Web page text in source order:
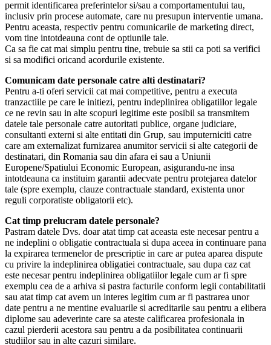
permit identificarea preferintelor si/sau a comportamentului tau,
inclusiv prin procese automate, care nu presupun interventie umana.
Pentru aceasta, respectiv pentru comunicarile de marketing direct,
vom tine intotdeauna cont de optiunile tale.
Ca sa fie cat mai simplu pentru tine, trebuie sa stii ca poti sa verifici
si sa modifici oricand acordurile existente.
Comunicam date personale catre alti destinatari?
Pentru a-ti oferi servicii cat mai competitive, pentru a executa
tranzactiile pe care le initiezi, pentru indeplinirea obligatiilor legale
ce ne revin sau in alte scopuri legitime este posibil sa transmitem
datele tale personale catre autoritati publice, organe judiciare,
consultanti externi si alte entitati din Grup, sau imputerniciti catre
care am externalizat furnizarea anumitor servicii si alte categorii de
destinatari, din Romania sau din afara ei sau a Uniunii
Europene/Spatiului Economic European, asigurandu-ne insa
intotdeauna ca instituim garantii adecvate pentru protejarea datelor
tale (spre exemplu, clauze contractuale standard, existenta unor
reguli corporatiste obligatorii etc).
Cat timp prelucram datele personale?
Pastram datele Dvs. doar atat timp cat aceasta este necesar pentru a
ne indeplini o obligatie contractuala si dupa aceea in continuare pana
la expirarea termenelor de prescriptie in care ar putea aparea dispute
cu privire la indeplinirea obligatiei contractuale, sau dupa caz cat
este necesar pentru indeplinirea obligatiilor legale cum ar fi spre
exemplu cea de a arhiva si pastra facturile conform legii contabilitatii
sau atat timp cat avem un interes legitim cum ar fi pastrarea unor
date pentru a ne mentine evaluarile si acreditarile sau pentru a elibera
diplome sau adeverinte care sa ateste calificarea profesionala in
cazul pierderii acestora sau pentru a da posibilitatea continuarii
studiilor sau in alte cazuri similare.